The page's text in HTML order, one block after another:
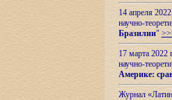
14 апреля
научно-
Бразилии"
17 марта 2022
научно-
Америке:
Журнал